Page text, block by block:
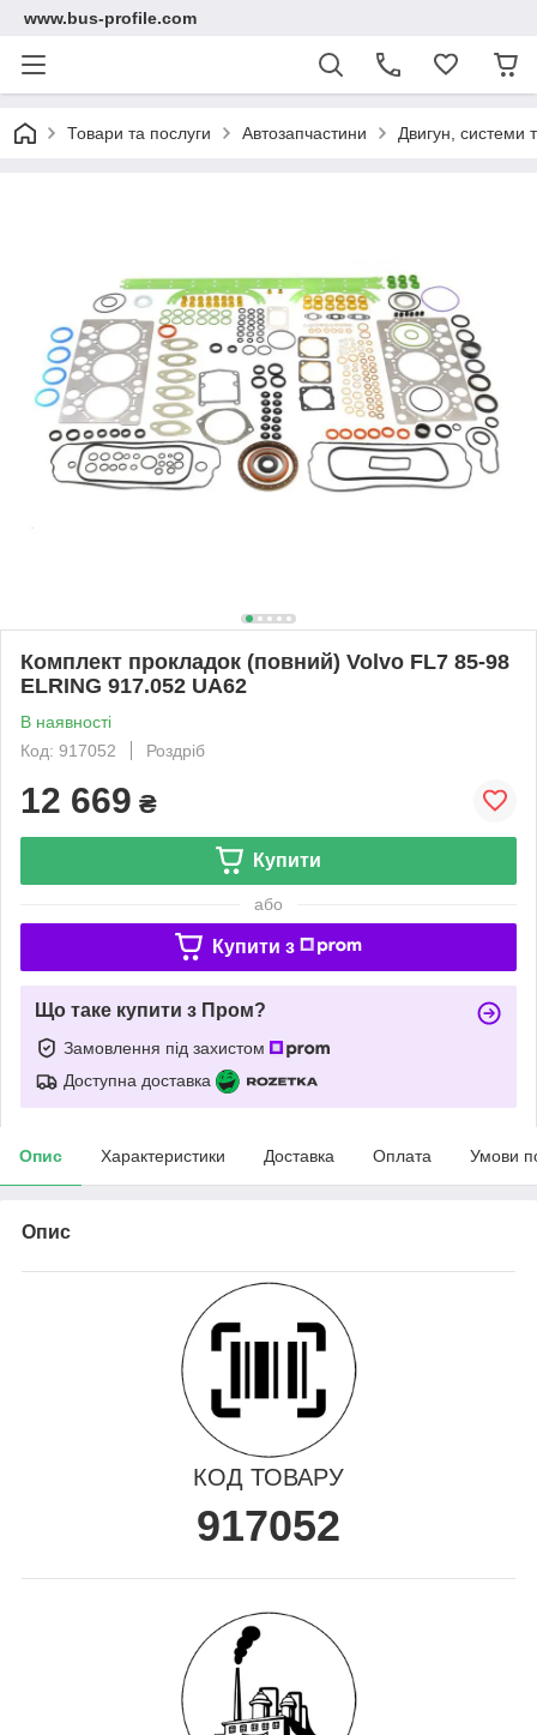
www.bus-profile.com
Товари та послуги Автозапчастини Двигун, системи
Комплект прокладок (повний) Volvo FL7 85-98
ELRING 917.052 UA62
В наявності
Код: 917052
Роздріб
12 669 ₴
Купити
або
Купити з
Що таке купити з Пром?
Замовлення під захистом
Доступна доставка
Опис Характеристики Доставка Оплата Умови
Опис
КОД ТОВАРУ
917052